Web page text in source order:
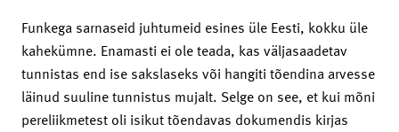
Funkega sarnaseid juhtumeid esines üle Eesti, kokku üle
kahekümne. Enamasti ei ole teada, kas väljasaadetav
tunnistas end ise sakslaseks või hangiti tõendina arvesse
läinud suuline tunnistus mujalt. Selge on see, et kui mõni
pereliikmetest oli isikut tõendavas dokumendis kirjas